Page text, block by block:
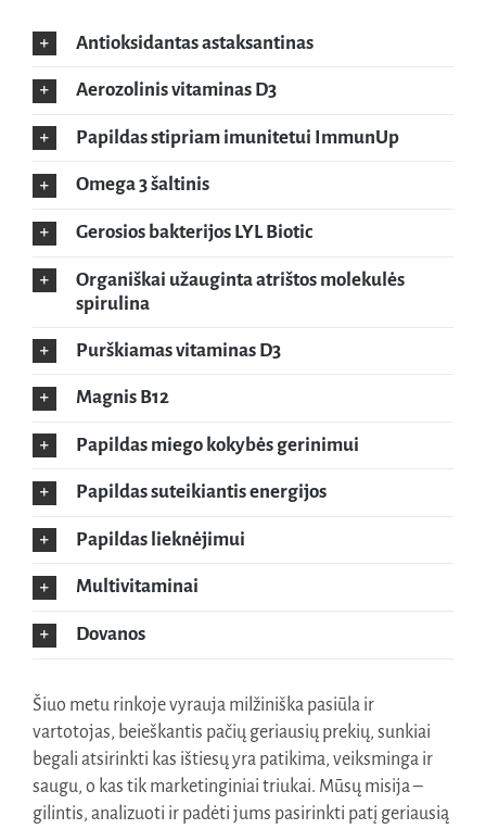
Antioksidantas astaksantinas
Aerozolinis vitaminas D3
Papildas stipriam imunitetui ImmunUp
Omega 3 šaltinis
Gerosios bakterijos LYL Biotic
Organiškai užauginta atrištos molekulės
spirulina
Purškiamas vitaminas D3
Magnis B12
Papildas miego kokybės gerinimui
Papildas suteikiantis energijos
Papildas lieknėjimui
Multivitaminai
Dovanos
Šiuo metu rinkoje vyrauja milžiniška pasiūla ir
vartotojas, beieškantis pačių geriausių prekių, sunkiai
begali atsirinkti kas ištiesų yra patikima, veiksminga ir
saugu, o kas tik marketinginiai triukai. Mūsų misija –
gilintis, analizuoti ir padėti jums pasirinkti patį geriausią